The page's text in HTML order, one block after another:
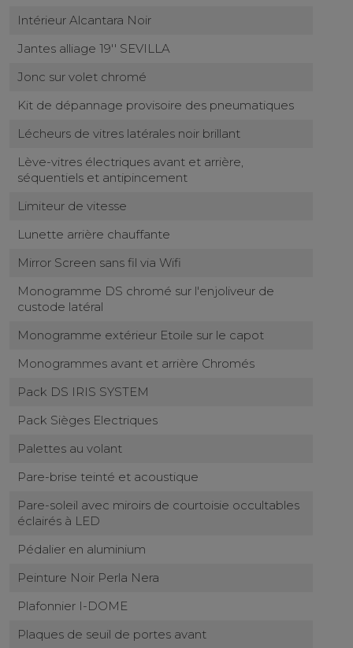
Intérieur Alcantara Noir
Jantes alliage 19'' SEVILLA
Jonc sur volet chromé
Kit de dépannage provisoire des pneumatiques
Lécheurs de vitres latérales noir brillant
Lève-vitres électriques avant et arrière,
séquentiels et antipincement
Limiteur de vitesse
Lunette arrière chauffante
Mirror Screen sans fil via Wifi
Monogramme DS chromé sur l'enjoliveur de
custode latéral
Monogramme extérieur Etoile sur le capot
Monogrammes avant et arrière Chromés
Pack DS IRIS SYSTEM
Pack Sièges Electriques
Palettes au volant
Pare-brise teinté et acoustique
Pare-soleil avec miroirs de courtoisie occultables
éclairés à LED
Pédalier en aluminium
Peinture Noir Perla Nera
Plafonnier I-DOME
Plaques de seuil de portes avant